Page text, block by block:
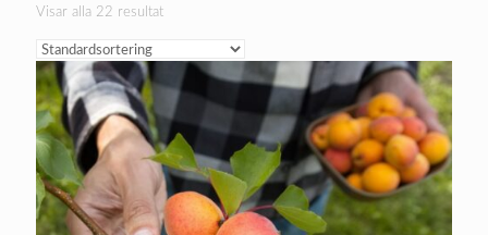
Visar alla 22 resultat